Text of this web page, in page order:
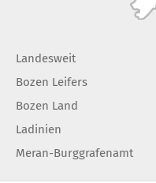
Landesweit
Bozen Leifers
Bozen Land
Ladinien
Meran-Burggrafenamt